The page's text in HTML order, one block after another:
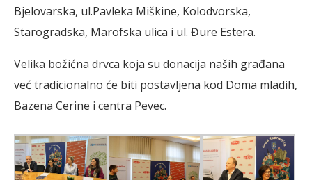
Bjelovarska, ul.Pavleka Miškine, Kolodvorska,
Starogradska, Marofska ulica i ul. Đure Estera.
Velika božićna drvca koja su donacija naših građana
već tradicionalno će biti postavljena kod Doma mladih,
Bazena Cerine i centra Pevec.